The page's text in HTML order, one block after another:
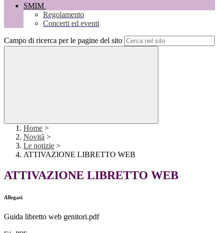
SMIM
Regolamento
Concerti ed eventi
Campo di ricerca per le pagine del sito
Home >
Novità >
Le notizie >
ATTIVAZIONE LIBRETTO WEB
ATTIVAZIONE LIBRETTO WEB
Allegati
Guida libretto web genitori.pdf